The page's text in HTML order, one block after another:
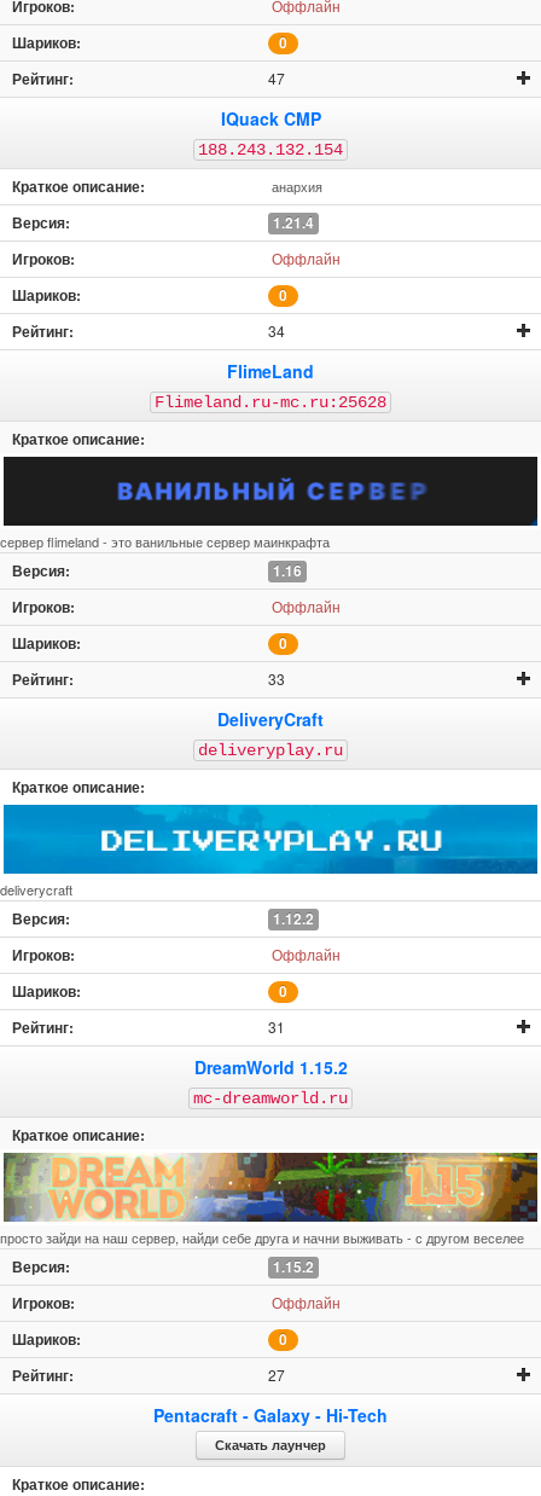
Оффлайн
0
47
IQuack CMP
188.243.132.154
анархия
1.21.4
Оффлайн
0
34
FlimeLand
Flimeland.ru-mc.ru:25628
сервер flimeland - это ванильные сервер маинкрафта
1.16
Оффлайн
0
33
DeliveryCraft
deliveryplay.ru
deliverycraft
1.12.2
Оффлайн
0
31
DreamWorld 1.15.2
mc-dreamworld.ru
просто зайди на наш сервер, найди себе друга и начни выживать - с другом веселее
1.15.2
Оффлайн
0
27
Pentacraft - Galaxy - Hi-Tech
Скачать лаунчер